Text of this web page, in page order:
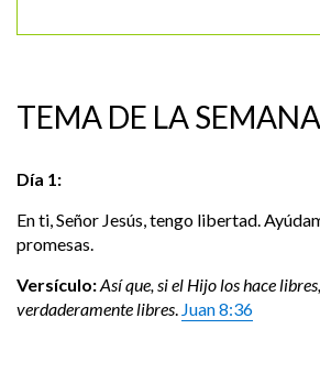
TEMA DE LA
Día 1:
En ti, Señor Jesús, tengo libertad.
promesas.
Versículo:Así que, si el Hijo los hace
verdaderamente libres. Juan 8:36